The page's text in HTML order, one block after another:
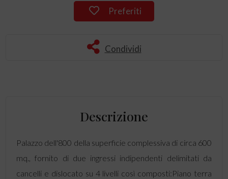
Preferiti
Condividi
Descrizione
Palazzo dell'800 della superficie complessiva di circa 600
mq., fornito di due ingressi indipendenti delimitati da
cancelli e dislocato su 4 livelli così composti:Piano terra